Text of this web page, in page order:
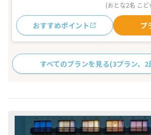
(おとな2名 こ
おすすめポイント プ
すべてのプランを見る(3プラン、2